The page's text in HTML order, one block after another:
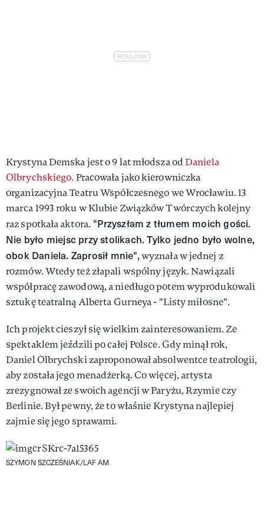
Krystyna Demska jest o 9 lat młodsza odDaniela
Olbrychskiego. Pracowała jako kierowniczka
organizacyjna Teatru Współczesnego we Wrocławiu. 13
marca 1993 roku w Klubie Związków Twórczych kolejny
raz spotkała aktora. "Przyszłam z tłumem moich gości.
Nie było miejsc przy stolikach. Tylko jedno było wolne,
obok Daniela. Zaprosił mnie",wyznała w jednej z
rozmów. Wtedy też złapali wspólny język. Nawiązali
współpracę zawodową, a niedługo potem wyprodukowali
sztukę teatralną Alberta Gurneya - "Listy miłosne".
Ich projekt cieszył się wielkim zainteresowaniem. Ze
spektaklem jeździli po całej Polsce. Gdy minął rok,
Daniel Olbrychski zaproponował absolwentce teatrologii,
aby została jego menadżerką. Co więcej, artysta
zrezygnował ze swoich agencji w Paryżu, Rzymie czy
Berlinie. Był pewny, że to właśnie Krystyna najlepiej
zajmie się jego sprawami.
SZYMON SZCZEŚNIAK/LAF AM